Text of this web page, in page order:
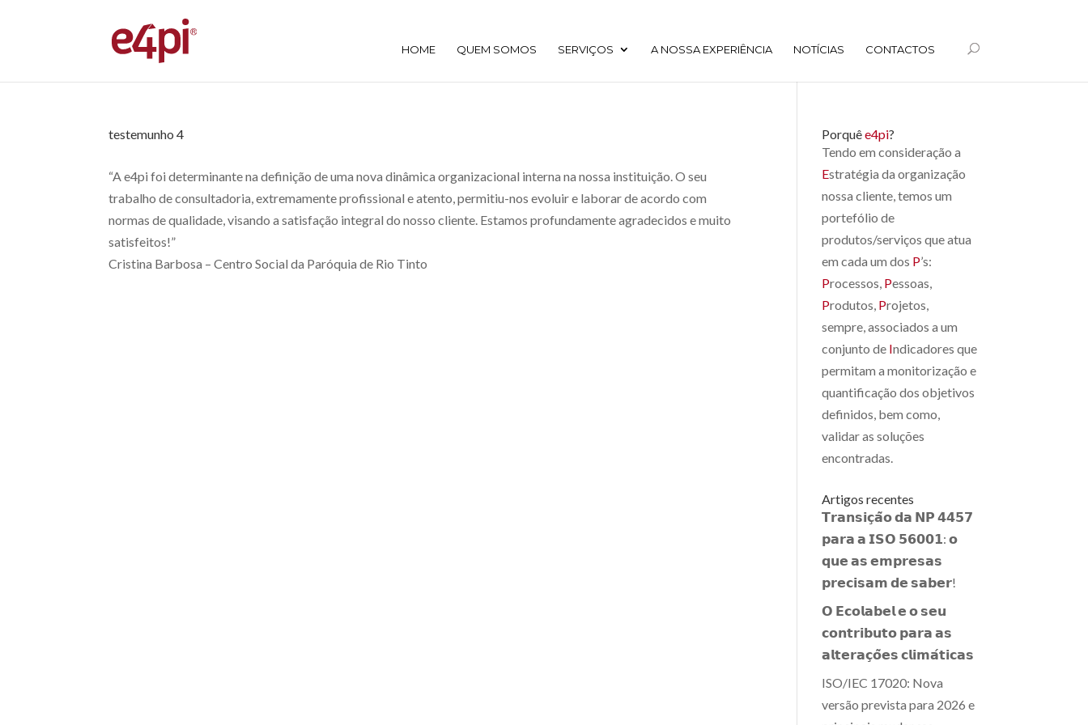
HOME QUEM SOMOS SERVIÇOS A NOSSA EXPERIÊNCIA NOTÍCIAS CONTACTOS
testemunho 4
“A e4pi foi determinante na definição de uma nova dinâmica organizacional interna na nossa instituição. O seu
trabalho de consultadoria, extremamente profissional e atento, permitiu-nos evoluir e laborar de acordo com
normas de qualidade, visando a satisfação integral do nosso cliente. Estamos profundamente agradecidos e muito
satisfeitos!”
Cristina Barbosa – Centro Social da Paróquia de Rio Tinto
Porquêe4pi?
Tendo em consideração a
Estratégia da organização
nossa cliente, temos um
portefólio de
produtos/serviços que atua
em cada um dos P’s:
Processos, Pessoas,
Produtos, Projetos,
sempre, associados a um
conjunto de Indicadores que
permitam a monitorização e
quantificação dos objetivos
definidos, bem como,
validar as soluções
encontradas.
Artigos recentes
𝗧𝗿𝗮𝗻𝘀𝗶𝗰̧𝗮̃𝗼 𝗱𝗮 𝗡𝗣 𝟰𝟰𝟱𝟳
𝗽𝗮𝗿𝗮 𝗮 𝗜𝗦𝗢 𝟱𝟲𝟬𝟬𝟭: 𝗼
𝗾𝘂𝗲 𝗮𝘀 𝗲𝗺𝗽𝗿𝗲𝘀𝗮𝘀
𝗽𝗿𝗲𝗰𝗶𝘀𝗮𝗺 𝗱𝗲 𝘀𝗮𝗯𝗲𝗿!
𝗢 𝗘𝗰𝗼𝗹𝗮𝗯𝗲𝗹 𝗲 𝗼 𝘀𝗲𝘂
𝗰𝗼𝗻𝘁𝗿𝗶𝗯𝘂𝘁𝗼 𝗽𝗮𝗿𝗮 𝗮𝘀
𝗮𝗹𝘁𝗲𝗿𝗮𝗰̧𝗼̃𝗲𝘀 𝗰𝗹𝗶𝗺𝗮́𝘁𝗶𝗰𝗮𝘀
ISO/IEC 17020: Nova
versão prevista para 2026 e